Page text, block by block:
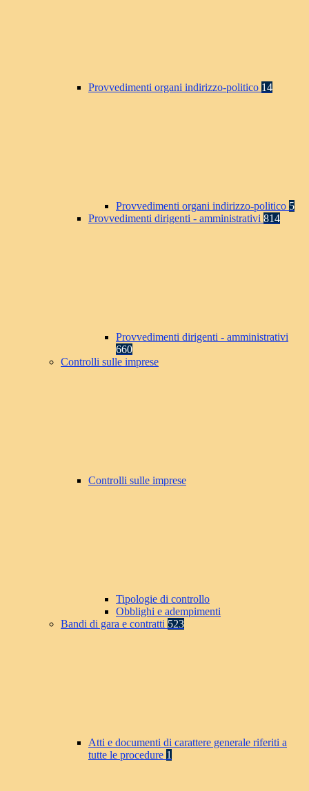
Provvedimenti organi indirizzo-politico 14
Provvedimenti organi indirizzo-politico 5
Provvedimenti dirigenti - amministrativi 814
Provvedimenti dirigenti - amministrativi
660
Controlli sulle imprese
Controlli sulle imprese
Tipologie di controllo
Obblighi e adempimenti
Bandi di gara e contratti 523
Atti e documenti di carattere generale riferiti a
tutte le procedure 1